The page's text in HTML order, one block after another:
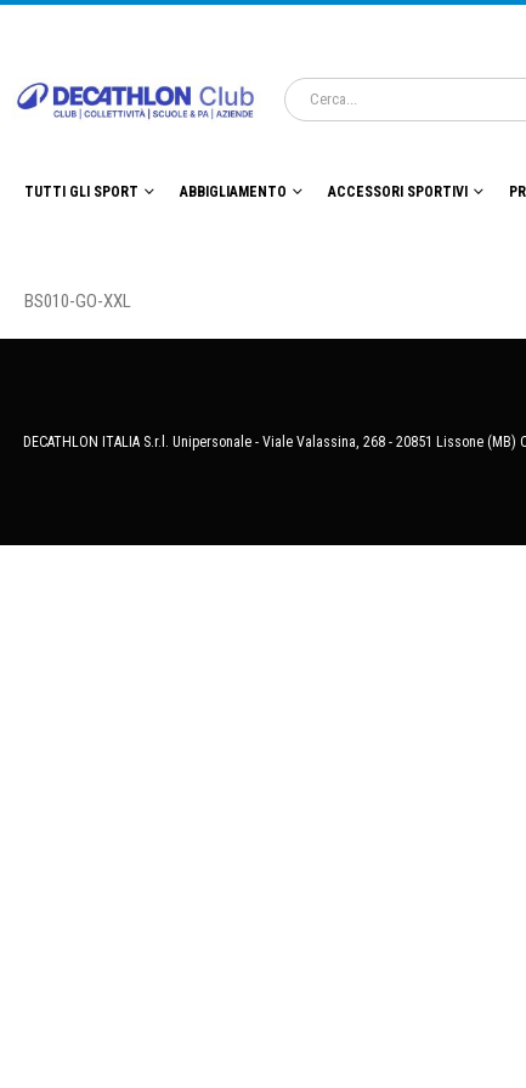
TUTTI GLI SPORT ABBIGLIAMENTO ACCESSORI SPORTIVI
BS010-GO-XXL
DECATHLON ITALIA S.r.l. Unipersonale - Viale Valassina, 268 - 20851 Lissone